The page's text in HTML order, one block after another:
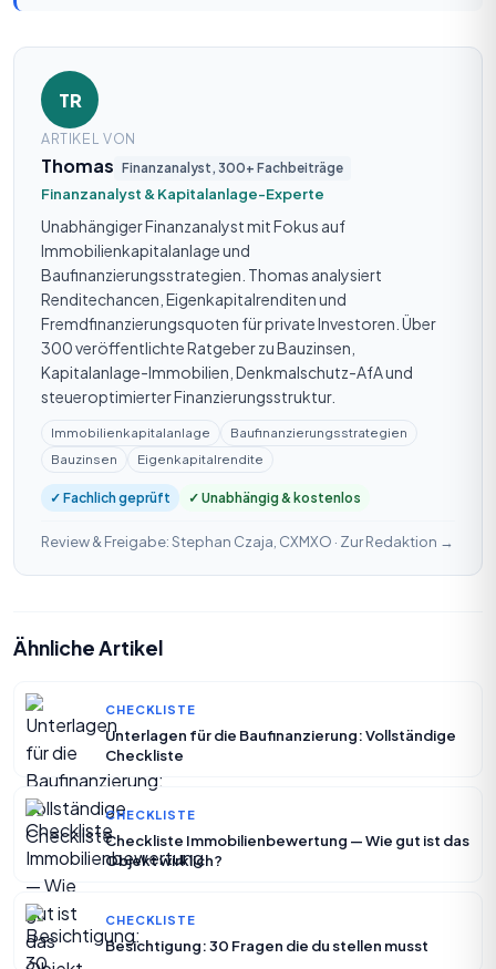
TR
ARTIKEL VON
Thomas Finanzanalyst, 300+ Fachbeiträge
Finanzanalyst & Kapitalanlage-Experte
Unabhängiger Finanzanalyst mit Fokus auf
Immobilienkapitalanlage und
Baufinanzierungsstrategien. Thomas analysiert
Renditechancen, Eigenkapitalrenditen und
Fremdfinanzierungsquoten für private Investoren. Über
300 veröffentlichte Ratgeber zu Bauzinsen,
Kapitalanlage-Immobilien, Denkmalschutz-AfA und
steueroptimierter Finanzierungsstruktur.
Immobilienkapitalanlage
Baufinanzierungsstrategien
Bauzinsen
Eigenkapitalrendite
✓ Fachlich geprüft ✓ Unabhängig & kostenlos
Review & Freigabe: Stephan Czaja, CXMXO · Zur Redaktion →
Ähnliche Artikel
CHECKLISTE
Unterlagen für die Baufinanzierung: Vollständige
Checkliste
CHECKLISTE
Checkliste Immobilienbewertung — Wie gut ist das
Objekt wirklich?
CHECKLISTE
Besichtigung: 30 Fragen die du stellen musst